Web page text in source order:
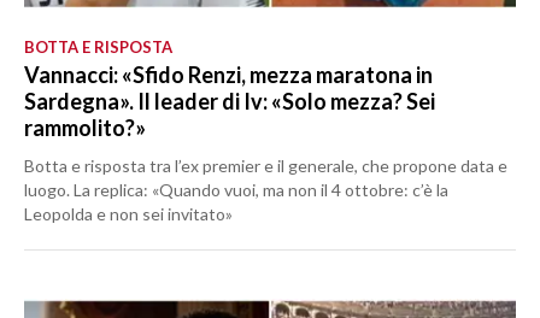
BOTTA E RISPOSTA
Vannacci: «Sfido Renzi, mezza maratona in
Sardegna». Il leader di Iv: «Solo mezza? Sei
rammolito?»
Botta e risposta tra l’ex premier e il generale, che propone data e
luogo. La replica: «Quando vuoi, ma non il 4 ottobre: c’è la
Leopolda e non sei invitato»